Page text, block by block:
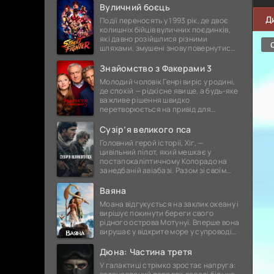
дружина Пенелопа. Та шлях, який
Вуличний боєць
Події переносять у 1993 рік, де двоє
колишніх бійців вуличних поєдинків,
які давно розійшлися різними
шляхами, змушені знову повернутися
порушує поява загадкової
Знайомство з Факерами 3
Молодий чоловік Генрі виріс у родині,
де спокій — рідкісне явище, а будь-яке
важливе рішення швидко
перетворюється на привід для
оголошує про намір одружитися, це
Сузір’я великого пса
Головний герой історії, Хіг, —
цивільний пілот, який мешкає у
постапокаліптичному Колорадо на
занедбаній авіабазі. Разом зі своїм
Джаспером, та буркотливим, але
Ваяна
Моана відгукується на заклик океану і
вирішує покинути береги свого
рідного острова Мотунуї. Вперше вона
вирушає у відкрите море у супроводі
чекає незабутня
Дюна: Частина третя
У галактиці стрімко зростає напруга: